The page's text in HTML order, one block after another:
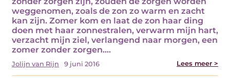
weggenomen, zoals de zon zo warm en zacht
kan zijn. Zomer kom en laat de zon haar ding
doen met haar zonnestralen, verwarm mijn hart,
verzacht mijn ziel, verlangend naar morgen, een
zomer zonder zorgen.…
Jolijn van Rijn 9 juni 2016 Lees meer >